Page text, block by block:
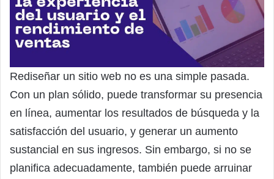
Rediseñar un sitio web no es una simple pasada.
Con un plan sólido, puede transformar su presencia
en línea, aumentar los resultados de búsqueda y la
satisfacción del usuario, y generar un aumento
sustancial en sus ingresos. Sin embargo, si no se
planifica adecuadamente, también puede arruinar